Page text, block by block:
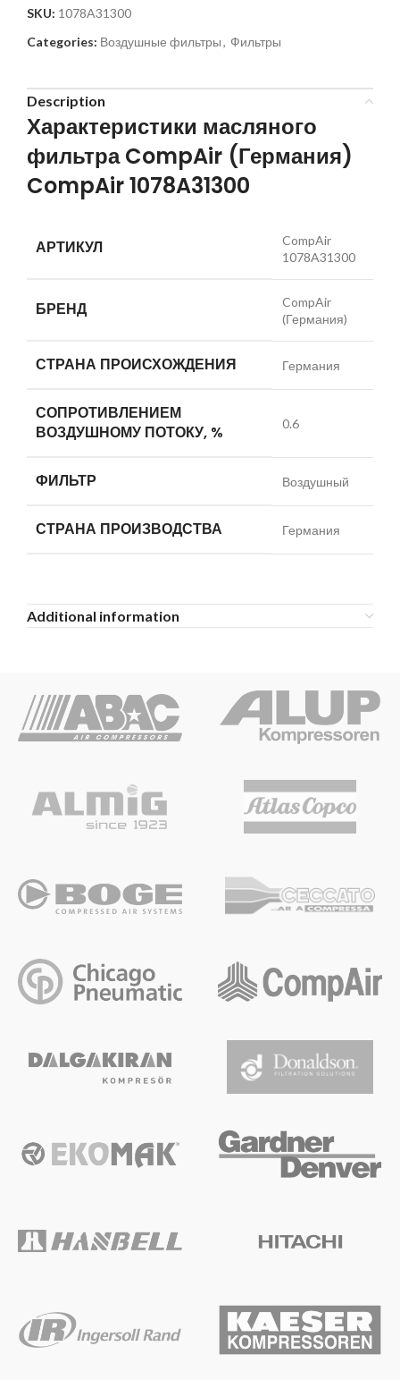
SKU: 1078A31300
Categories: Воздушные фильтры, Фильтры
Description
Характеристики масляного
фильтра CompAir (Германия)
CompAir 1078A31300
АРТИКУЛ
CompAir
1078A31300
БРЕНД
CompAir
(Германия)
СТРАНА ПРОИСХОЖДЕНИЯ Германия
СОПРОТИВЛЕНИЕМ
ВОЗДУШНОМУ ПОТОКУ, %
0.6
ФИЛЬТР Воздушный
СТРАНА ПРОИЗВОДСТВА Германия
Additional information